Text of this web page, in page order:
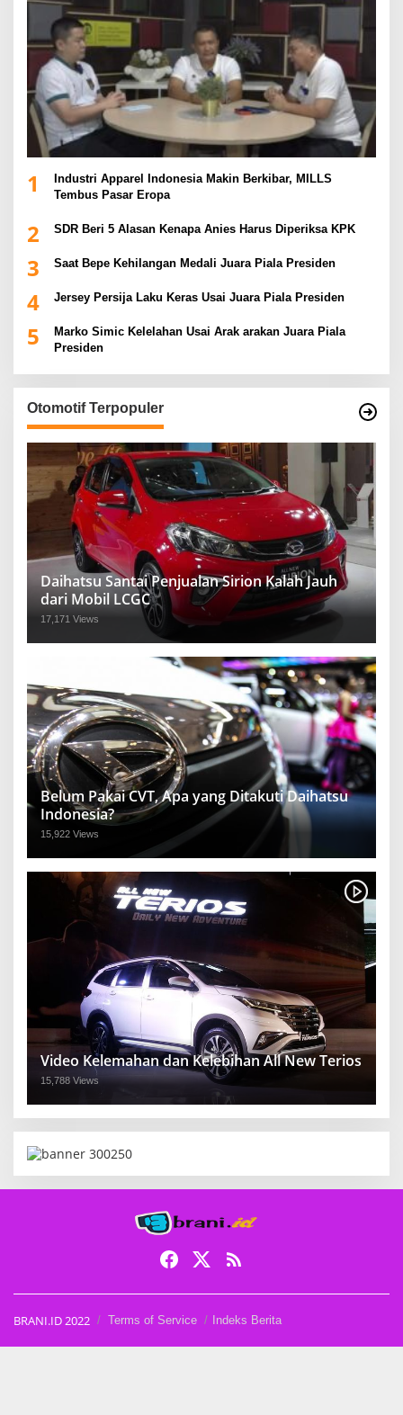
1
Industri Apparel Indonesia Makin Berkibar, MILLS
Tembus Pasar Eropa
2 SDR Beri 5 Alasan Kenapa Anies Harus Diperiksa KPK
3 Saat Bepe Kehilangan Medali Juara Piala Presiden
4 Jersey Persija Laku Keras Usai Juara Piala Presiden
5
Marko Simic Kelelahan Usai Arak arakan Juara Piala
Presiden
Otomotif Terpopuler
Daihatsu Santai Penjualan Sirion Kalah Jauh
dari Mobil LCGC
17,171 Views
Belum Pakai CVT, Apa yang Ditakuti Daihatsu
Indonesia?
15,922 Views
Video Kelemahan dan Kelebihan All New Terios
15,788 Views
BRANI.ID 2022 Terms of Service Indeks Berita